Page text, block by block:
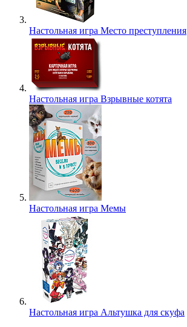
Настольная игра Место преступления
Настольная игра Взрывные котята
Настольная игра Мемы
Настольная игра Альтушка для скуфа